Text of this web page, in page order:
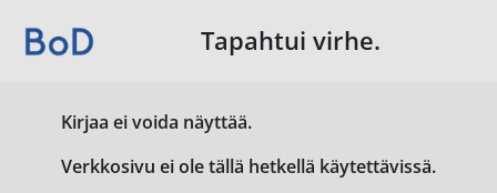
Tapahtui virhe.
Kirjaa ei voida näyttää.
Verkkosivu ei ole tällä hetkellä käytettävissä.